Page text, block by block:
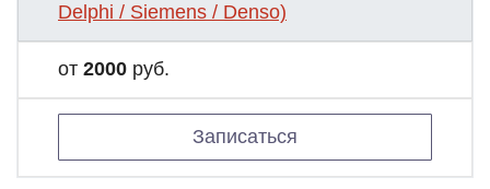
Delphi / Siemens / Denso)
от 2000 руб.
Записаться